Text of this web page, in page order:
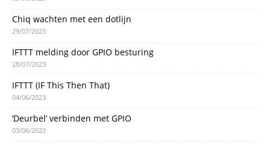
Chiq wachten met een dotlijn
29/07/2023
IFTTT melding door GPIO besturing
28/07/2023
IFTTT (IF This Then That)
04/06/2023
‘Deurbel’ verbinden met GPIO
03/06/2023